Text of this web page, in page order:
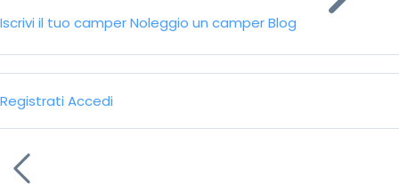
Iscrivi il tuo camperNoleggio un camperBlog
Registrati Accedi